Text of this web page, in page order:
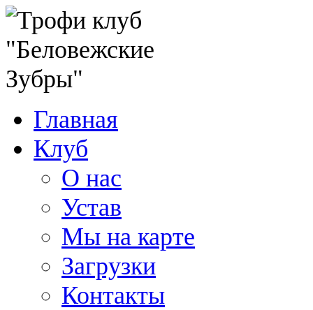
Главная
Клуб
О нас
Устав
Мы на карте
Загрузки
Контакты